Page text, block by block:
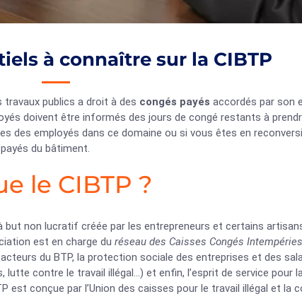
à connaître sur la CIBTP
publics a droit à des congés payés accordés par son
doivent être informés des jours de congé restants à
des employés dans ce domaine ou si vous êtes en
du bâtiment.
le CIBTP ?
but non lucratif créée par les entrepreneurs et certains
est en charge du réseau des Caisses Congés Intempéries
du BTP, la protection sociale des entreprises et des
lutte contre le travail illégal…) et enfin, l’esprit de service pour
est conçue par l’Union des caisses pour le travail illégal et la